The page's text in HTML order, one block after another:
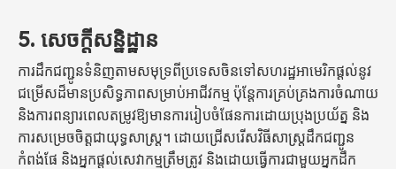
5. សេចក្តីសន្និដ្ឋាន
ការដឹកជញ្ជូនទំនិញតាមសមុទ្រពីប្រទេសចិនទៅសហរដ្ឋអាមេរិកផ្តល់នូវ
ជម្រើសដ៏មានប្រសិទ្ធភាពសម្រាប់អាជីវកម្ម ប៉ុន្តែការគ្រប់គ្រងការចំណាយ
និងការពន្យារពេលតម្រូវឱ្យមានការរៀបចំផែនការដោយប្រុងប្រយ័ត្ន និង
ការសម្រេចចិត្តជាយុទ្ធសាស្ត្រ។ ដោយជ្រើសរើសវិធីសាស្រ្តដឹកជញ្ជូន
កំពង់ផែ និងអ្នកផ្តល់សេវាកម្មត្រឹមត្រូវ និងដោយធ្វើការជាមួយអ្នកដឹក